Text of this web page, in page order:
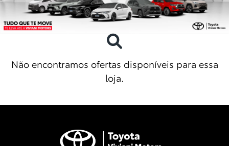
Não encontramos ofertas disponíveis para essa
loja.